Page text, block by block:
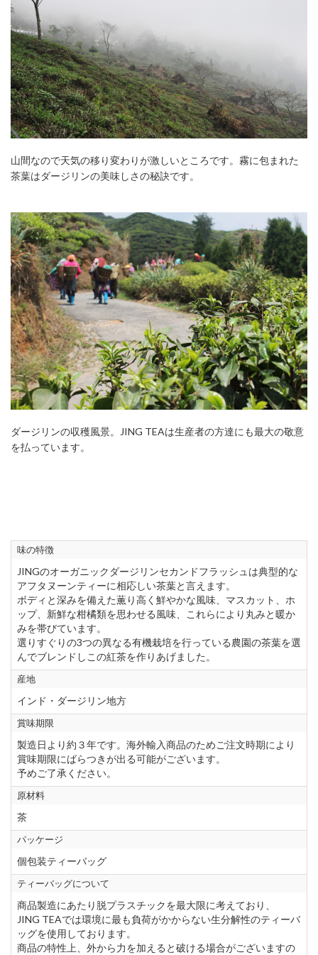
山間なので天気の移り変わりが激しいところです。霧に包まれた
茶葉はダージリンの美味しさの秘訣です。
ダージリンの収穫風景。JING TEAは生産者の方達にも最大の敬意
を払っています。
味の特徴
JINGのオーガニックダージリンセカンドフラッシュは典型的な
アフタヌーンティーに相応しい茶葉と言えます。
ボディと深みを備えた薫り高く鮮やかな風味、マスカット、ホ
ップ、新鮮な柑橘類を思わせる風味、これらにより丸みと暖か
みを帯びています。
選りすぐりの3つの異なる有機栽培を行っている農園の茶葉を選
んでブレンドしこの紅茶を作りあげました。
産地
インド・ダージリン地方
賞味期限
製造日より約３年です。海外輸入商品のためご注文時期により
賞味期限にばらつきが出る可能がございます。
予めご了承ください。
原材料
茶
パッケージ
個包装ティーバッグ
ティーバッグについて
商品製造にあたり脱プラスチックを最大限に考えており、
JING TEAでは環境に最も負荷がかからない生分解性のティーバ
ッグを使用しております。
商品の特性上、外から力を加えると破ける場合がございますの